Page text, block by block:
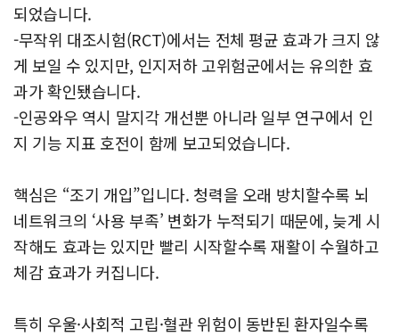
되었습니다.
-무작위 대조시험(RCT)에서는 전체 평균 효과가 크지 않
게 보일 수 있지만, 인지저하 고위험군에서는 유의한 효
과가 확인됐습니다.
-인공와우 역시 말지각 개선뿐 아니라 일부 연구에서 인
지 기능 지표 호전이 함께 보고되었습니다.
핵심은 “조기 개입”입니다. 청력을 오래 방치할수록 뇌
네트워크의 ‘사용 부족’ 변화가 누적되기 때문에, 늦게 시
작해도 효과는 있지만 빨리 시작할수록 재활이 수월하고
체감 효과가 커집니다.
특히 우울·사회적 고립·혈관 위험이 동반된 환자일수록